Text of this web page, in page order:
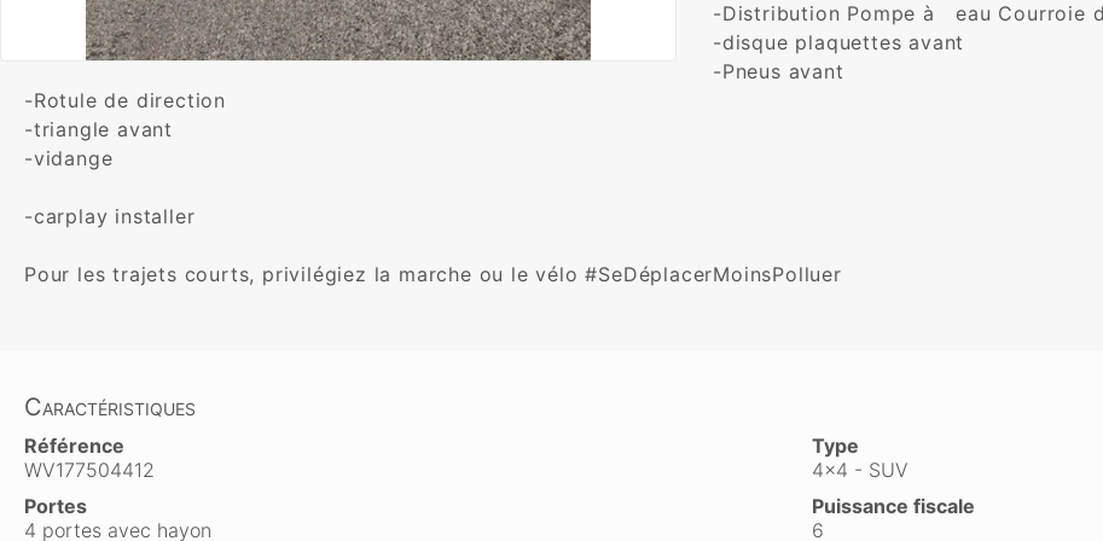
-Distribution Pompe à   eau Courroie
-disque plaquettes avant
-Pneus avant
-Rotule de direction
-triangle avant
-vidange
-carplay installer
Pour les trajets courts, privilégiez la marche ou le vélo #SeDéplacerMoinsPolluer
Caractéristiques
Référence
WV177504412
Type
4x4 - SUV
Portes
4 portes avec hayon
Puissance fiscale
6